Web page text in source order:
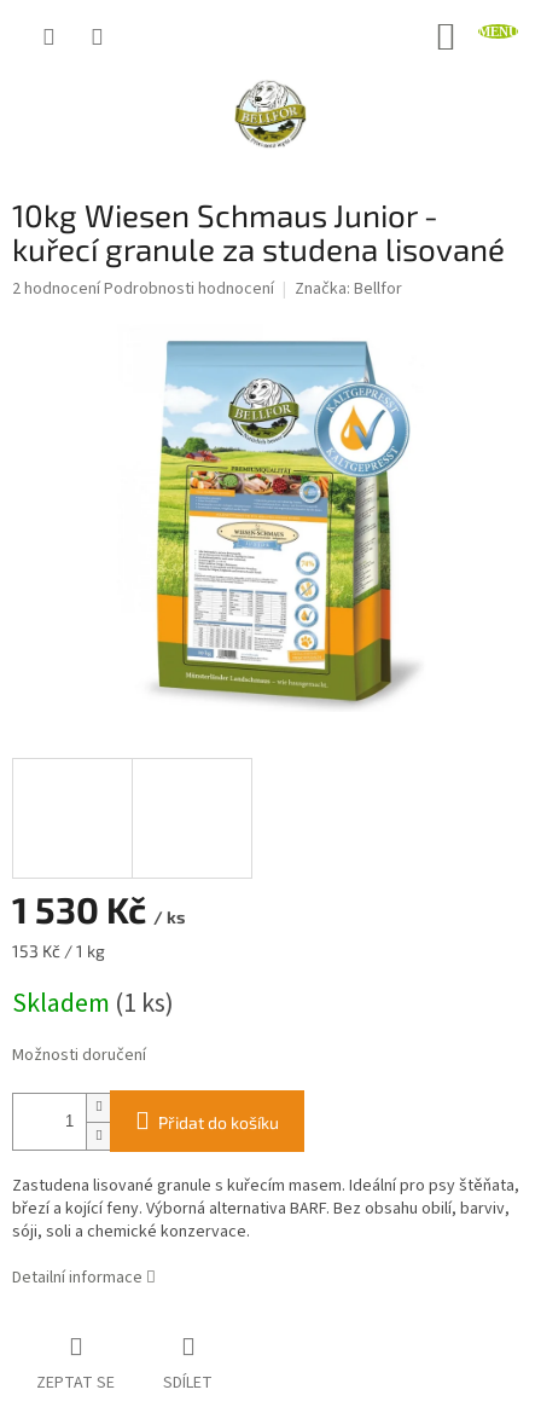
10kg Wiesen Schmaus Junior -
kuřecí granule za studena lisované
Průměrné
2 hodnoceníPodrobnosti hodnocení Značka: Bellfor
1 530 Kč / ks
Měrná
153 Kč / 1 kg
Skladem (1 ks)
Možnosti doručení
Přidat do košíku
Zastudena lisované granule s kuřecím masem. Ideální pro psy štěňata,
březí a kojící feny. Výborná alternativa BARF. Bez obsahu obilí, barviv,
sóji, soli a chemické konzervace.
Detailní informace
ZEPTAT SE SDÍLET